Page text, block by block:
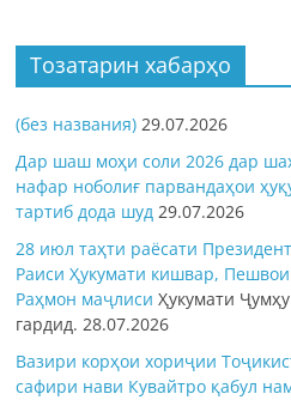
Тозатарин хабарҳо
(без названия) 29.07.2026
Дар шаш моҳи соли 2026 дар
нафар ноболиғ парвандаҳои
тартиб дода шуд 29.07.2026
28 июл таҳти раёсати
Раиси Ҳукумати кишвар,
Раҳмон маҷлисиҲукумати
гардид.28.07.2026
Вазири корҳои хориҷии
сафири нави Кувайтро қабул